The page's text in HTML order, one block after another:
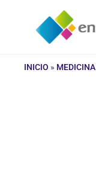
contenido
INICIO » MEDICINA